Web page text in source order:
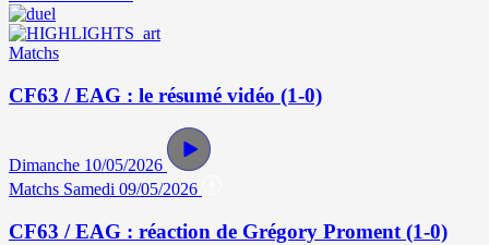
Matchs
CF63 / EAG : le résumé vidéo (1-0)
Dimanche 10/05/2026
Matchs Samedi 09/05/2026
CF63 / EAG : réaction de Grégory Proment (1-0)